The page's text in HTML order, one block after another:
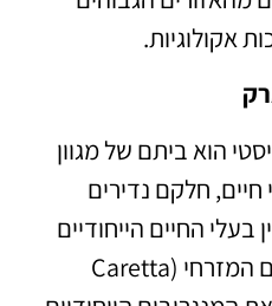
אקולוגיות.
הוא ביתם של מגוון
חלקם נדירים
החיים הייחודיים
ניתן למצוא את הצב הרדום המזרחי (Caretta